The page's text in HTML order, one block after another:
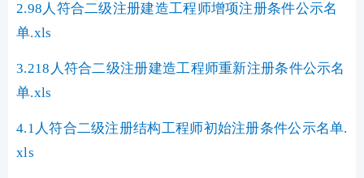
2.98人符合二级注册建造工程师增项注册条件公示名
单.xls
3.218人符合二级注册建造工程师重新注册条件公示名
单.xls
4.1人符合二级注册结构工程师初始注册条件公示名单.
xls